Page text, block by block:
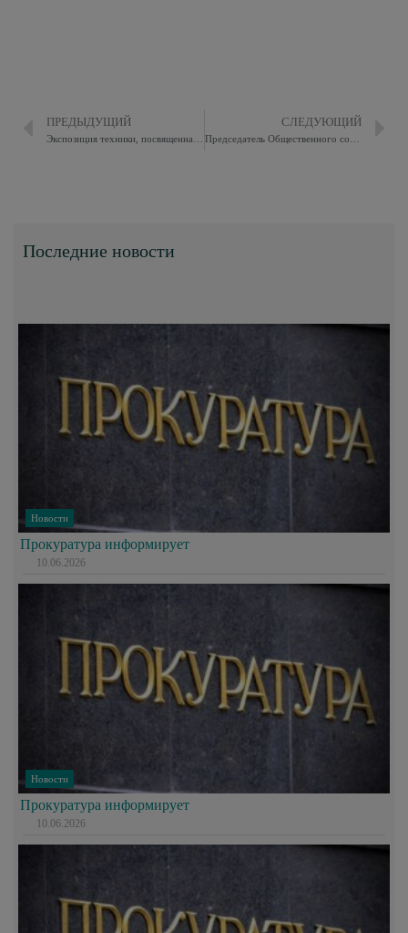
ПРЕДЫДУЩИЙ СЛЕДУЮЩИЙ
Последние новости
Новости
Прокуратура информирует
10.06.2026
Новости
Прокуратура информирует
10.06.2026